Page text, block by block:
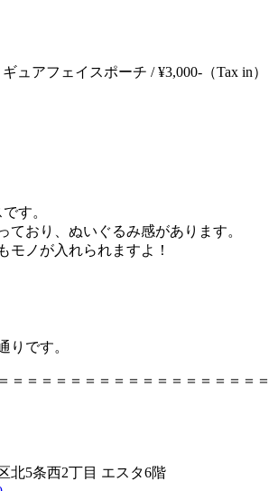
ュアフェイスポーチ / ¥3,000-（Tax in）
す。
ており、ぬいぐるみ感があります。
モノが入れられますよ！
りです。
＝＝＝＝＝＝＝＝＝＝＝＝＝＝＝＝＝＝
北5条西2丁目 エスタ6階